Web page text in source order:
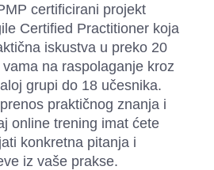
certificirani projekt
Certified Practitioner koja
iskustva u preko 20
na raspolaganje kroz
grupi do 18 učesnika.
praktičnog znanja i
online trening imat ćete
konkretna pitanja i
iz vaše prakse.